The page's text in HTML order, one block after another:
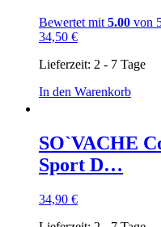
Bewertet mit 5.00 von
34,50 €
Lieferzeit: 2 - 7 Tage
In den Warenkorb
SO`VACHE
Sport D…
34,90 €